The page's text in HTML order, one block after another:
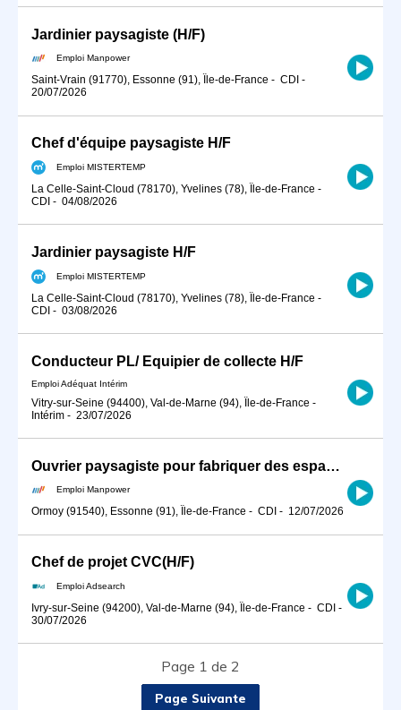
Jardinier paysagiste (H/F)
Emploi Manpower
Saint-Vrain (91770), Essonne (91), Île-de-France - CDI -
20/07/2026
Chef d'équipe paysagiste H/F
Emploi MISTERTEMP
La Celle-Saint-Cloud (78170), Yvelines (78), Île-de-France -
CDI - 04/08/2026
Jardinier paysagiste H/F
Emploi MISTERTEMP
La Celle-Saint-Cloud (78170), Yvelines (78), Île-de-France -
CDI - 03/08/2026
Conducteur PL/ Equipier de collecte H/F
Emploi Adéquat Intérim
Vitry-sur-Seine (94400), Val-de-Marne (94), Île-de-France -
Intérim - 23/07/2026
Ouvrier paysagiste pour fabriquer des espaces de jeux . (H/F)
Emploi Manpower
Ormoy (91540), Essonne (91), Île-de-France - CDI - 12/07/2026
Chef de projet CVC(H/F)
Emploi Adsearch
Ivry-sur-Seine (94200), Val-de-Marne (94), Île-de-France - CDI -
30/07/2026
Page 1 de 2
Page Suivante